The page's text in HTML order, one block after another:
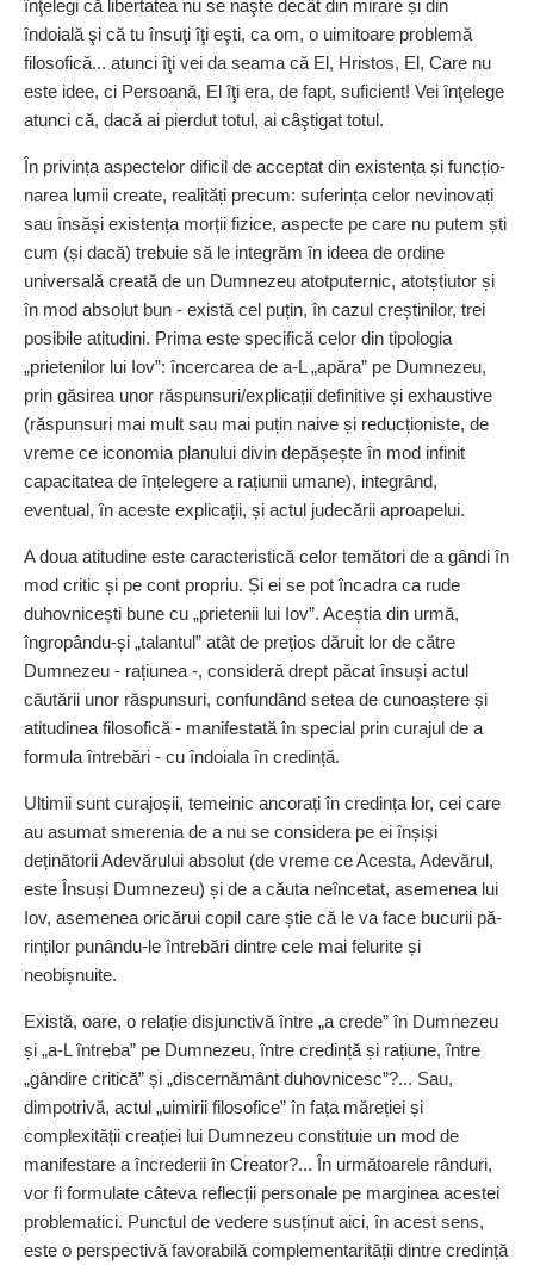
înţelegi că libertatea nu se naşte decât din mirare și din
îndoială şi că tu însuţi îţi eşti, ca om, o uimitoare problemă
filosofică... atunci îţi vei da seama că El, Hristos, El, Care nu
este idee, ci Persoană, El îţi era, de fapt, suficient! Vei înţelege
atunci că, dacă ai pierdut totul, ai câştigat totul.
În privința aspectelor dificil de acceptat din existența și funcțio­
narea lumii create, realități precum: suferința celor nevinovați
sau însăși existența morții fizice, aspecte pe care nu putem ști
cum (și dacă) trebuie să le integrăm în ideea de ordine
universală creată de un Dumnezeu atotputernic, atotștiutor și
în mod absolut bun - există cel puțin, în cazul creștinilor, trei
posibile atitudini. Prima este specifică celor din tipologia
„prietenilor lui Iov”: încercarea de a-L „apăra” pe Dumnezeu,
prin găsirea unor răspunsuri/explicații definitive și exhaustive
(răspunsuri mai mult sau mai puțin naive și reducționiste, de
vreme ce iconomia planului divin depă­șește în mod infinit
capacitatea de înțelegere a rațiunii umane), integrând,
eventual, în aceste explicații, și actul judecării aproapelui.
A doua atitudine este caracteristică celor temători de a gândi în
mod critic și pe cont propriu. Și ei se pot încadra ca rude
duhovnicești bune cu „prietenii lui Iov”. Aceștia din urmă,
îngropându-și „talantul” atât de prețios dăruit lor de către
Dumnezeu - rațiunea -, consideră drept păcat însuși actul
căutării unor răspunsuri, confundând setea de cunoaștere și
atitudinea filosofică - manifestată în special prin curajul de a
formula întrebări - cu îndoiala în credință.
Ultimii sunt curajoșii, temeinic ancorați în credința lor, cei care
au asumat smerenia de a nu se considera pe ei înșiși
deținătorii Adevărului absolut (de vreme ce Acesta, Adevărul,
este Însuși Dumnezeu) și de a căuta neîncetat, asemenea lui
Iov, asemenea oricărui copil care știe că le va face bucurii pă­
rin­ților punându-le întrebări dintre cele mai felurite și
neobișnuite.
Există, oare, o relație disjunctivă între „a crede” în Dumnezeu
și „a-L întreba” pe Dumnezeu, între credință și rațiune, între
„gândire critică” și „discernământ duhovnicesc”?... Sau,
dimpotrivă, actul „uimirii filosofice” în fața măreției și
complexității creației lui Dumnezeu constituie un mod de
manifestare a încrederii în Creator?... În următoarele rânduri,
vor fi formulate câteva reflecții personale pe marginea acestei
problematici. Punctul de vedere susținut aici, în acest sens,
este o perspectivă favorabilă complementarității dintre credință